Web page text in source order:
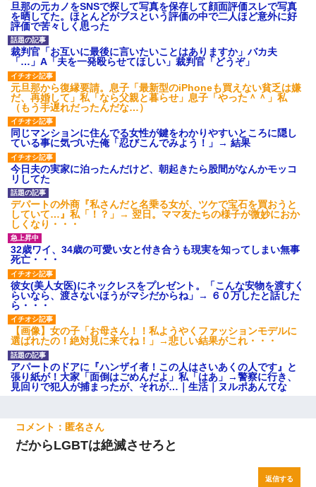
旦那の元カノをSNSで探して写真を保存して顔面評価スレで写真
を晒してた。ほとんどがブスという評価の中で二人ほど意外に好
評価で苦々しく思った
裁判官「お互いに最後に言いたいことはありますか」バカ夫
「…」A「夫を一発殴らせてほしい」裁判官「どうぞ」
元旦那から復縁要請。息子「最新型のiPhoneも買えない貧乏は嫌
だ、再婚して」私「なら父親と暮らせ」息子「やった＾＾」私
（もう手遅れだったんだな…）
同じマンションに住んでる女性が鍵をわかりやすいところに隠し
ている事に気づいた俺「忍びこんでみよう！」→ 結果
今日夫の実家に泊ったんだけど、朝起きたら股間がなんかモッコ
リしてた
デパートの外商『私さんだと名乗る女が、ツケで宝石を買おうと
していて…』私「！？」→ 翌日。ママ友たちの様子が微妙におか
しくなり・・・
32歳ワイ、34歳の可愛い女と付き合うも現実を知ってしまい無事
死亡・・・
彼女(美人女医)にネックレスをプレゼント。「こんな安物を渡すく
らいなら、渡さないほうがマシだからね」→ ６０万したと話した
ら・・・
【画像】女の子「お母さん！！私ようやくファッションモデルに
選ばれたの！絶対見に来てね！」→悲しい結果がこれ・・・
アパートのドアに『ハンザイ者！この人はさいあくの人です』と
張り紙が！大家「面倒はごめんだよ」私「はあ」→警察に行き、
見回りで犯人が捕まったが、それが…｜生活｜ヌルポあんてな
匿名
だからLGBTは絶滅させろと
返信する